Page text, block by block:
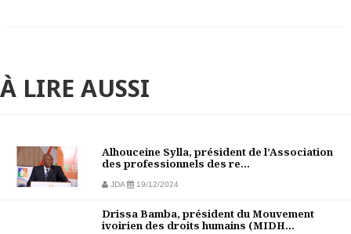
À LIRE AUSSI
Alhouceine Sylla, président de l’Association
des professionnels des re...
JDA 19/12/2024
Drissa Bamba, président du Mouvement
ivoirien des droits humains (MIDH...